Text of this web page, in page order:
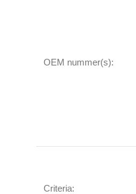
OEM nummer(s):
Criteria: